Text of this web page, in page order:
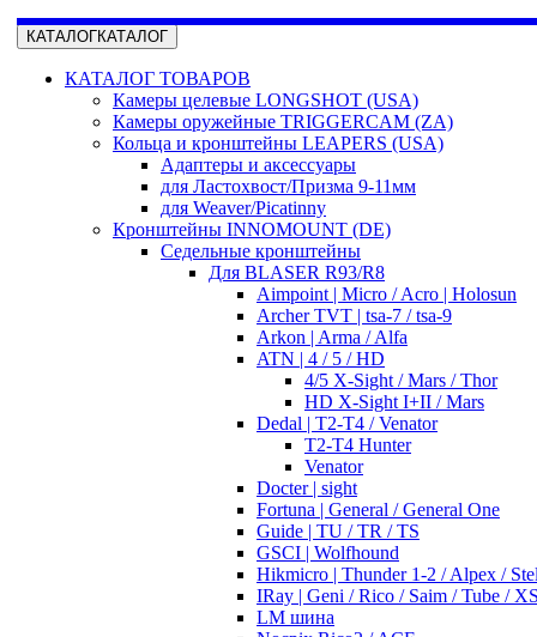
КАТАЛОГКАТАЛОГ
КАТАЛОГ ТОВАРОВ
Камеры целевые LONGSHOT (USA)
Камеры оружейные TRIGGERCAM (ZA)
Кольца и кронштейны LEAPERS (USA)
Адаптеры и аксессуары
для Ластохвост/Призма 9-11мм
для Weaver/Picatinny
Кронштейны INNOMOUNT (DE)
Седельные кронштейны
Для BLASER R93/R8
Aimpoint | Micro / Acro | Holosun
Archer TVT | tsa-7 / tsa-9
Arkon | Arma / Alfa
ATN | 4 / 5 / HD
4/5 X-Sight / Mars / Thor
HD X-Sight I+II / Mars
Dedal | T2-T4 / Venator
T2-T4 Hunter
Venator
Docter | sight
Fortuna | General / General One
Guide | TU / TR / TS
GSCI | Wolfhound
Hikmicro | Thunder 1-2 / Alpex /
IRay | Geni / Rico / Saim / Tube /
LM шина